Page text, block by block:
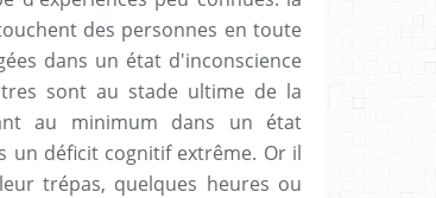
des personnes en toute
dans un état d'inconscience
sont au stade ultime de la
au minimum dans un état
un déficit cognitif extrême. Or il
trépas, quelques heures ou